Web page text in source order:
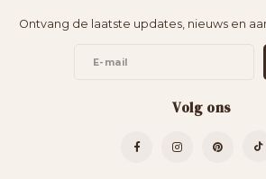
Ontvang de laatste updates, nieuws en
Volg ons